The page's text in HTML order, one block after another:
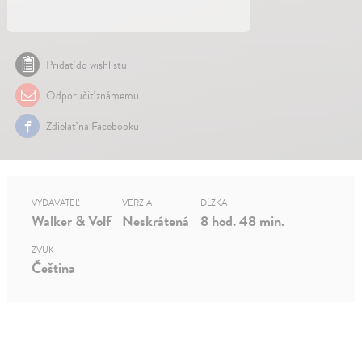
Pridať do wishlistu
Odporučiť známemu
Zdielať na Facebooku
VYDAVATEĽ
Walker & Volf
VERZIA
Neskrátená
DĹŽKA
8 hod. 48 min.
ZVUK
Čeština